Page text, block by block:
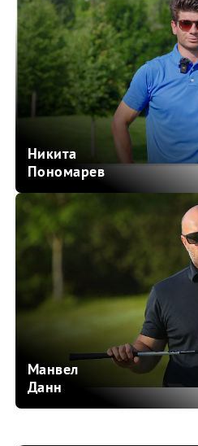
Никита
Пономарев
Манвел
Данн